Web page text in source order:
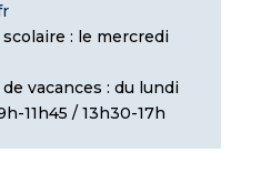
: le mercredi
vacances : du lundi
11h45 / 13h30-17h